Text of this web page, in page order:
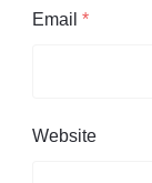
Email *
Website